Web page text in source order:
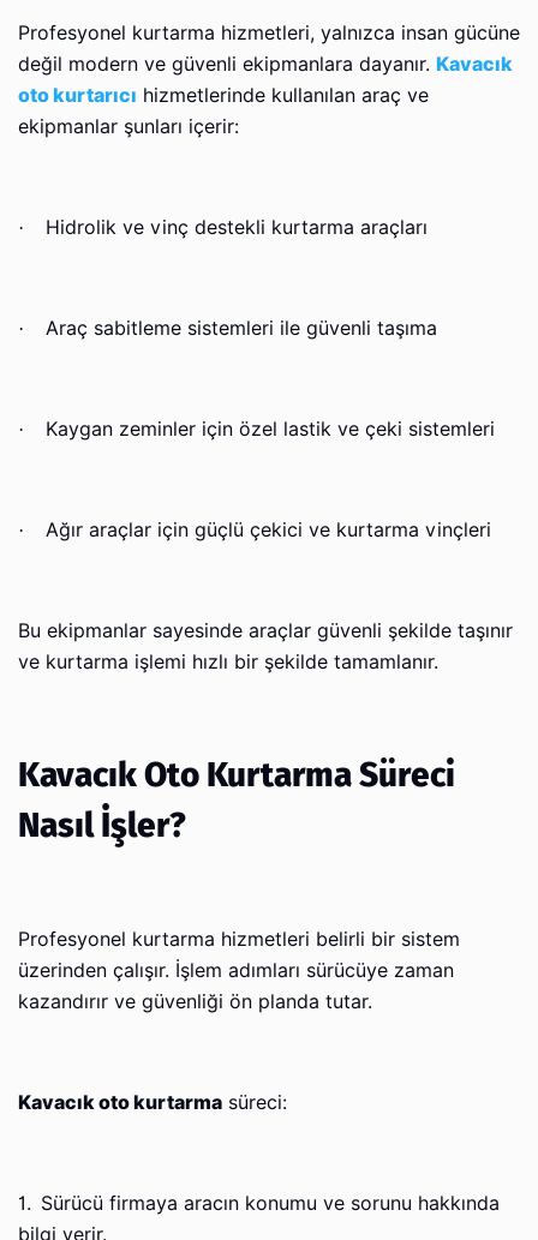
Profesyonel kurtarma hizmetleri, yalnızca insan gücüne
değil modern ve güvenli ekipmanlara dayanır. Kavacık
oto kurtarıcı hizmetlerinde kullanılan araç ve
ekipmanlar şunları içerir:
· Hidrolik ve vinç destekli kurtarma araçları
· Araç sabitleme sistemleri ile güvenli taşıma
· Kaygan zeminler için özel lastik ve çeki sistemleri
· Ağır araçlar için güçlü çekici ve kurtarma vinçleri
Bu ekipmanlar sayesinde araçlar güvenli şekilde taşınır
ve kurtarma işlemi hızlı bir şekilde tamamlanır.
Kavacık Oto Kurtarma Süreci
Nasıl İşler?
Profesyonel kurtarma hizmetleri belirli bir sistem
üzerinden çalışır. İşlem adımları sürücüye zaman
kazandırır ve güvenliği ön planda tutar.
Kavacık oto kurtarma süreci:
1. Sürücü firmaya aracın konumu ve sorunu hakkında
bilgi verir.